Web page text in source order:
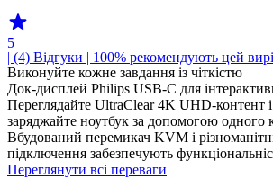
5
| (4) Відгуки | 100% рекомендують цей
Виконуйте кожне завдання із чіткістю
Док-дисплей Philips USB-C для
Переглядайте UltraClear 4K UHD-контент
заряджайте ноутбук за допомогою одного
Вбудований перемикач KVM і
підключення забезпечують
Переглянути всі переваги